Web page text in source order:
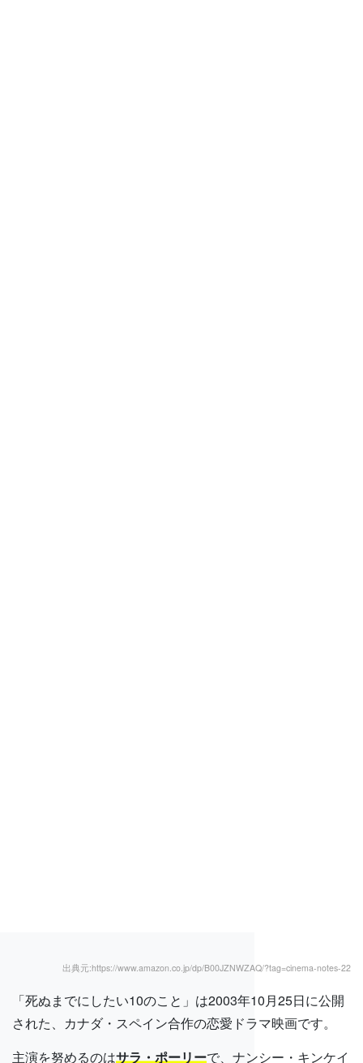
出典元:https://www.amazon.co.jp/dp/B00JZNWZAQ/?tag=cinema-notes-22
「死ぬまでにしたい10のこと」は2003年10月25日に公開
された、カナダ・スペイン合作の恋愛ドラマ映画です。
主演を努めるのはサラ・ポーリーで、ナンシー・キンケイ